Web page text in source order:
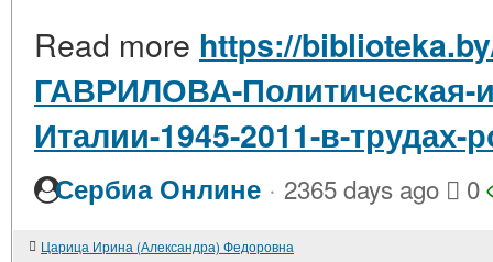
Read more https://
ГАВРИЛОВА-Политическая-
Италии-1945-2011-в-трудах-
Сербиа Онлине · 2365 days ago 0
Царица Ирина (Александра) Федоровна